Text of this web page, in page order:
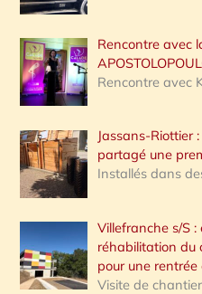
Rencontre avec
Rencontre avec
Jassans-Riottier
partagé une
Installés dans
Villefranche s/S
réhabilitation du
pour une
Visite de